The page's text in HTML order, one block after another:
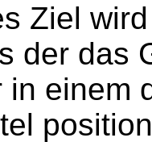
Ziel
der das
in einem